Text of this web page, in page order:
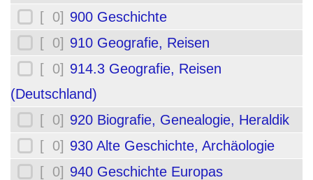
[ 0] 900 Geschichte
[ 0] 910 Geografie, Reisen
[ 0] 914.3 Geografie, Reisen
(Deutschland)
[ 0] 920 Biografie, Genealogie, Heraldik
[ 0] 930 Alte Geschichte, Archäologie
[ 0] 940 Geschichte Europas